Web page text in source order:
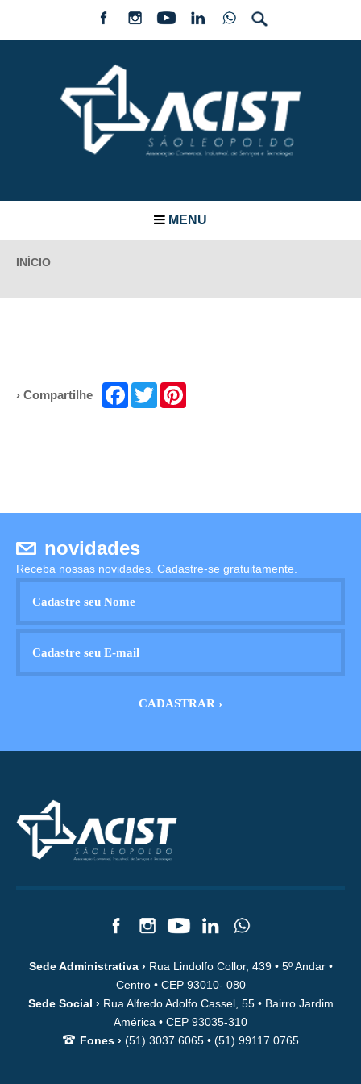
MENU
INÍCIO
› Compartilhe Facebook
Twitter
novidades
Receba nossas novidades. Cadastre-se gratuitamente.
Sede Administrativa › Rua Lindolfo Collor, 439 • 5º Andar •
Centro • CEP 93010- 080
Sede Social › Rua Alfredo Adolfo Cassel, 55 • Bairro Jardim
América • CEP 93035-310
Fones › (51) 3037.6065 • (51) 99117.0765